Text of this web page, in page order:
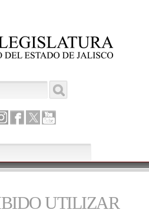
Instagram
Facebook
Twitter
UTILIZAR